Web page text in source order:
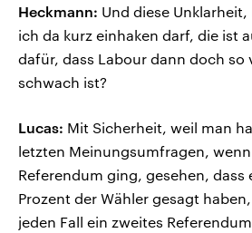
Heckmann: Und diese
ich da kurz einhaken darf, die ist
dafür, dass Labour dann doch so
schwach ist?
Lucas: Mit Sicherheit, weil man
letzten Meinungsumfragen,
Referendum ging, gesehen, dass
Prozent der Wähler gesagt
jeden Fall ein zweites